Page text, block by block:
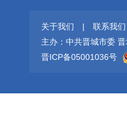
关于我们 | 联系我们
主办：中共晋城市委
晋ICP备05001036号